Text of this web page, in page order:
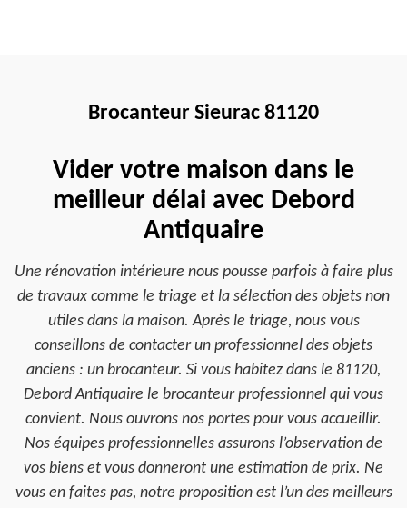
Brocanteur Sieurac 81120
Vider votre maison dans le
meilleur délai avec Debord
Antiquaire
Une rénovation intérieure nous pousse parfois à faire plus
de travaux comme le triage et la sélection des objets non
utiles dans la maison. Après le triage, nous vous
conseillons de contacter un professionnel des objets
anciens : un brocanteur. Si vous habitez dans le 81120,
Debord Antiquaire le brocanteur professionnel qui vous
convient. Nous ouvrons nos portes pour vous accueillir.
Nos équipes professionnelles assurons l’observation de
vos biens et vous donneront une estimation de prix. Ne
vous en faites pas, notre proposition est l’un des meilleurs